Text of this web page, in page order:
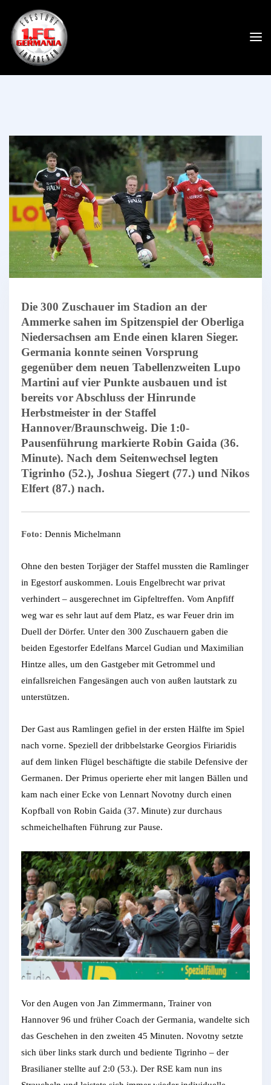
Die 300 Zuschauer im Stadion an der
Ammerke sahen im Spitzenspiel der Oberliga
Niedersachsen am Ende einen klaren Sieger.
Germania konnte seinen Vorsprung
gegenüber dem neuen Tabellenzweiten Lupo
Martini auf vier Punkte ausbauen und ist
bereits vor Abschluss der Hinrunde
Herbstmeister in der Staffel
Hannover/Braunschweig. Die 1:0-
Pausenführung markierte Robin Gaida (36.
Minute). Nach dem Seitenwechsel legten
Tigrinho (52.), Joshua Siegert (77.) und Nikos
Elfert (87.) nach.
Foto: Dennis Michelmann
Ohne den besten Torjäger der Staffel mussten die Ramlinger
in Egestorf auskommen. Louis Engelbrecht war privat
verhindert – ausgerechnet im Gipfeltreffen. Vom Anpfiff
weg war es sehr laut auf dem Platz, es war Feuer drin im
Duell der Dörfer. Unter den 300 Zuschauern gaben die
beiden Egestorfer Edelfans Marcel Gudian und Maximilian
Hintze alles, um den Gastgeber mit Getrommel und
einfallsreichen Fangesängen auch von außen lautstark zu
unterstützen.
Der Gast aus Ramlingen ge­fiel in der ersten Hälfte im Spiel
nach vorne. Speziell der dribbelstarke Georgios Firiaridis
auf dem linken Flügel beschäftigte die stabile De­fen­si­ve der
Germanen. Der Primus operierte eher mit langen Bällen und
kam nach einer Ecke von Lennart No­vot­ny durch einen
Kopfball von Robin Gaida (37. Minute) zur durchaus
schmeichelhaften Führung zur Pause.
Vor den Augen von Jan Zimmermann, Trainer von
Hannover 96 und früher Coach der Germania, wandelte sich
das Geschehen in den zweiten 45 Minuten. Novotny setzte
sich über links stark durch und bediente Tigrinho – der
Brasilianer stellte auf 2:0 (53.). Der RSE kam nun ins